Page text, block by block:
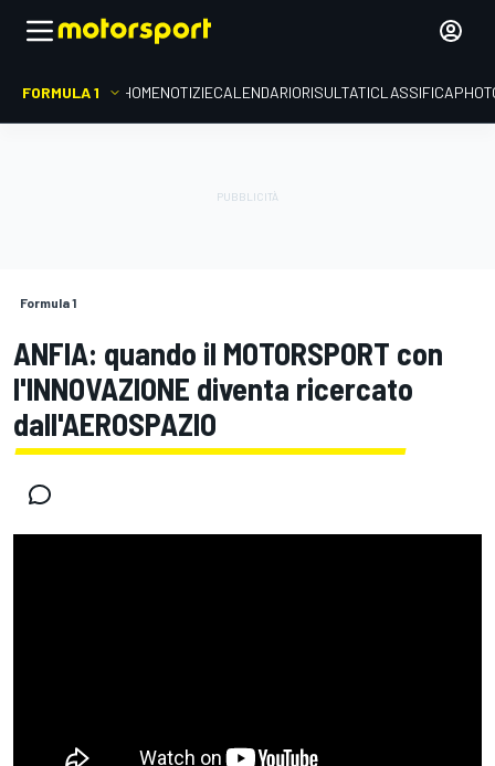
FORMULA 1 HOMENOTIZIECALENDARIORISULTATICLASSIFICA
Formula 1
ANFIA: quando il MOTORSPORT con
l'INNOVAZIONE diventa ricercato
dall'AEROSPAZIO